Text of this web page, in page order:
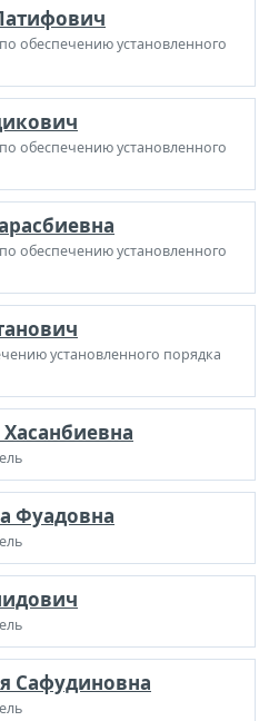
обеспечению установленного
обеспечению установленного
обеспечению установленного
установленного порядка
Фуадовна
Сафудиновна